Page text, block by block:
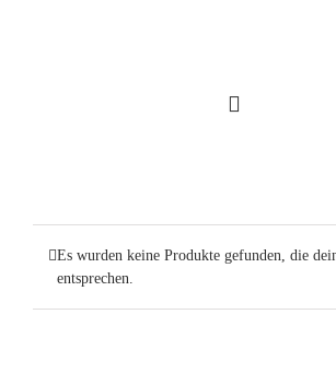
Es wurden keine Produkte gefunden, die
entsprechen.